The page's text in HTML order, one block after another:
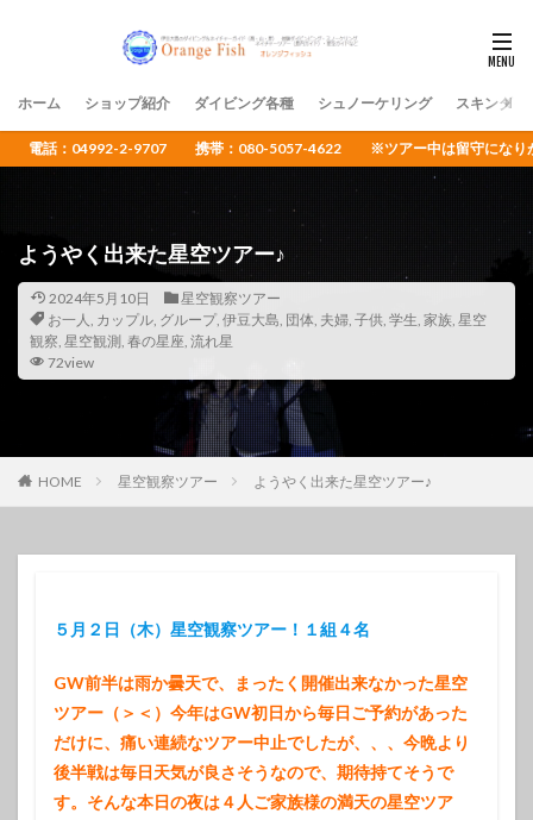
ホーム ショップ紹介 ダイビング各種 シュノーケリング スキンダイ
電話：04992-2-9707 携帯：080-5057-4622 ※ツアー中は留守になりがち
ようやく出来た星空ツアー♪
2024年5月10日
星空観察ツアー
お一人, カップル, グループ, 伊豆大島, 団体, 夫婦, 子供, 学生, 家族, 星空
観察, 星空観測, 春の星座, 流れ星
72view
HOME 星空観察ツアー ようやく出来た星空ツアー♪
５月２日（木）星空観察ツアー！１組４名
GW前半は雨か曇天で、まったく開催出来なかった星空
ツアー（＞＜）今年はGW初日から毎日ご予約があった
だけに、痛い連続なツアー中止でしたが、、、今晩より
後半戦は毎日天気が良さそうなので、期待持てそうで
す。そんな本日の夜は４人ご家族様の満天の星空ツア